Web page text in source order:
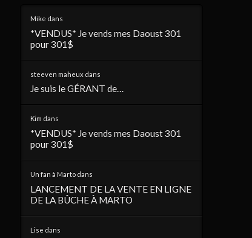
Mike dans
*VENDUS* Je vends mes Daoust 301
pour 301$
steeven maheux dans
Je suis le GÉRANT de…
Kim dans
*VENDUS* Je vends mes Daoust 301
pour 301$
Un fan à Marto dans
LANCEMENT DE LA VENTE EN LIGNE
DE LA BÛCHE À MARTO
Lise dans